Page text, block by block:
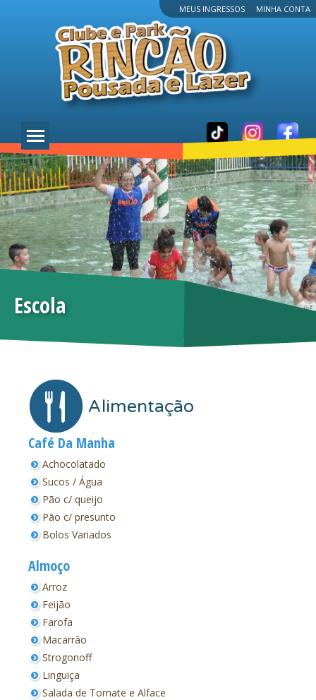
MEUS INGRESSOS MINHA CONTA
Escola
Alimentação
Café Da Manha
Achocolatado
Sucos / Água
Pão c/ queijo
Pão c/ presunto
Bolos Variados
Almoço
Arroz
Feijão
Farofa
Macarrão
Strogonoff
Linguiça
Salada de Tomate e Alface